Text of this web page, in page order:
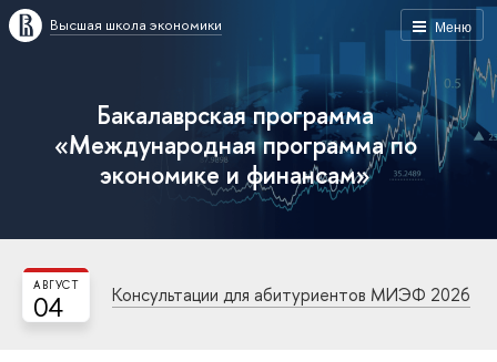
Меню
Высшая школа экономики
Бакалаврская программа
«Международная программа по
экономике и финансам»
04
АВГУСТ Консультации для абитуриентов МИЭФ 2026